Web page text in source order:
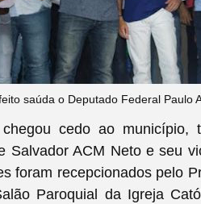
saúda o Deputado Federal Paulo
cedo ao município,
Salvador ACM Neto e seu
foram recepcionados pelo
Paroquial da Igreja